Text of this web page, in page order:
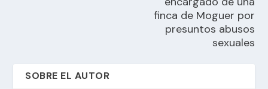
finca de Moguer por
presuntos abusos
sexuales
SOBRE EL AUTOR